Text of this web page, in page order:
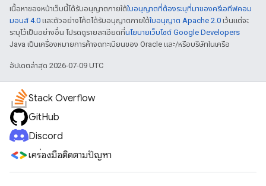
เนื้อหาของหน้าเว็บนี้ได้รับอนุญาตภายใต้ใบอนุญาตที่ต้องระบุที่มาของครีเอทีฟคอม
มอนส์ 4.0 และตัวอย่างโค้ดได้รับอนุญาตภายใต้ใบอนุญาต Apache 2.0 เว้นแต่จะ
ระบุไว้เป็นอย่างอื่น โปรดดูรายละเอียดที่นโยบายเว็บไซต์ Google Developers
Java เป็นเครื่องหมายการค้าจดทะเบียนของ Oracle และ/หรือบริษัทในเครือ
อัปเดตล่าสุด 2026-07-09 UTC
Stack Overflow
GitHub
Discord
เครื่องมือติดตามปัญหา